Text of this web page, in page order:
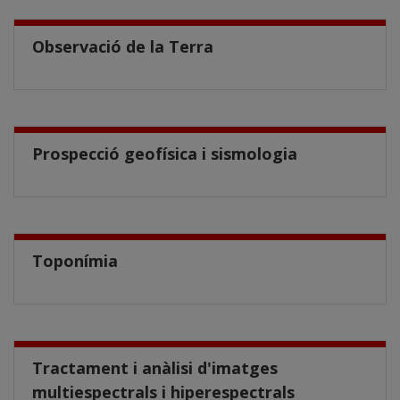
Observació de la Terra
Prospecció geofísica i sismologia
Toponímia
Tractament i anàlisi d'imatges
multiespectrals i hiperespectrals